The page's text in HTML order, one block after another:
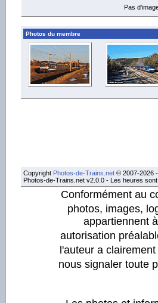
Pas
Photos du membre
Copyright Photos-de-Trains.net © 2007-2026
Photos-de-Trains.net v2.0.0 - Les heures
Conformément au
photos, images,
appartiennent
autorisation
l'auteur a
nous signaler toute